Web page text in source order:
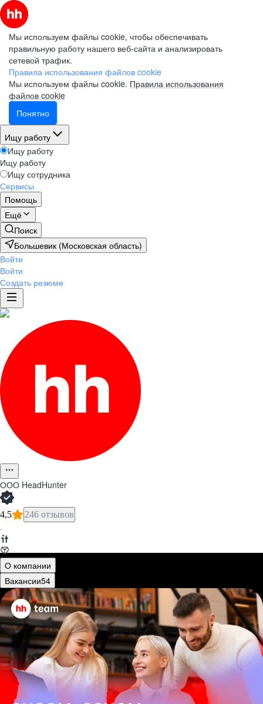
Мы используем файлы cookie, чтобы обеспечивать
правильную работу нашего веб-сайта и анализировать
сетевой трафик.
Правила использования файлов cookie
Мы используем файлы cookie. Правила использования
файлов cookie
Понятно
Ищу работу
Ищу работу
Ищу работу
Ищу сотрудника
Сервисы
Помощь
Ещё
Поиск
Большевик (Московская область)
Войти
Войти
Создать резюме
ООО HeadHunter
4,5 246 отзывов
·
О компании
Вакансии54